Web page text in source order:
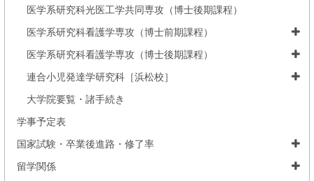
医学系研究科光医工学共同専攻（博士後期課程）
医学系研究科看護学専攻（博士前期課程）
医学系研究科看護学専攻（博士後期課程）
連合小児発達学研究科［浜松校］
大学院要覧・諸手続き
学事予定表
国家試験・卒業後進路・修了率
留学関係